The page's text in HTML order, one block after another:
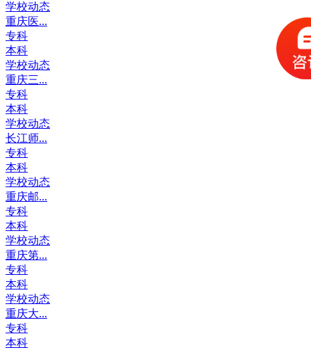
学校动态
重庆医...
专科
本科
学校动态
重庆三...
专科
本科
学校动态
长江师...
专科
本科
学校动态
重庆邮...
专科
本科
学校动态
重庆第...
专科
本科
学校动态
重庆大...
专科
本科